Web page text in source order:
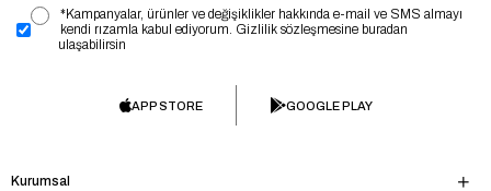
*Kampanyalar, ürünler ve değişiklikler hakkında e-mail ve SMS almayı
kendi rızamla kabul ediyorum. Gizlilik sözleşmesine buradan
ulaşabilirsin
APP STORE GOOGLE PLAY
Kurumsal